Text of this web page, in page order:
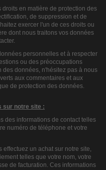
(0)
en matière de protection des
de suppression et de
exercer l'un de ces droits ou
dont nous traitons vos données
personnelles et à respecter
ou des préoccupations
données, n'hésitez pas à nous
aux commentaires et aux
de protection des données.
sur notre site :
des informations de contact telles
numéro de téléphone et votre
un achat sur notre site,
telles que votre nom, votre
de facturation. Ces informations